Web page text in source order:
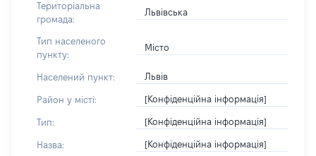
Територіальна
громада:
Львівська
Тип населеного
пункту:
Місто
Населений пункт: Львів
Район у місті: [Конфіденційна інформація]
Тип: [Конфіденційна інформація]
Назва: [Конфіденційна інформація]